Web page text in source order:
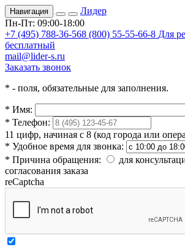
Навигация
Лидер
Пн-Пт: 09:00-18:00
+7 (495) 788-36-568 (800) 55-55-66-8 Для
бесплатный
mail@lider-s.ru
Заказать звонок
* - поля, обязательные для заполнения.
* Имя:
* Телефон:
11 цифр, начиная с 8 (код города или
* Удобное время для звонка:
* Причина обращения: для
согласования заказа
reCaptcha